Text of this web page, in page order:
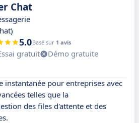
Chat
5.0Basé sur 1 avis
gratuit
Démo gratuite
instantanée pour entreprises avec
telles que la
des files d'attente et des